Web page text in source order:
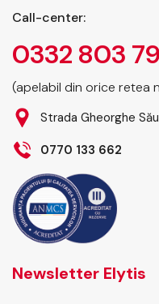
Call-center:
0332 803
(apelabil din orice retea
Strada Gheorghe
0770 133 662
Newsletter Elytis